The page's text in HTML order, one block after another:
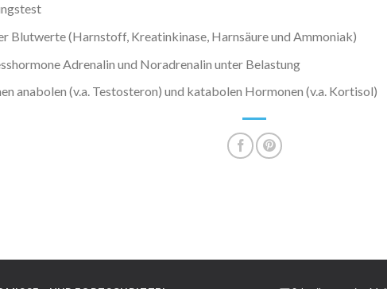
Blutwerte (Harnstoff, Kreatinkinase, Harnsäure und Ammoniak)
Adrenalin und Noradrenalin unter Belastung
anabolen (v.a. Testosteron) und katabolen Hormonen (v.a. Kortisol)